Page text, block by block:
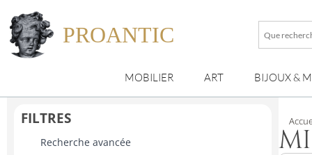
PROANTIC
Que
?
MOBILIER ART BIJOUX &
FILTRES
Recherche avancée